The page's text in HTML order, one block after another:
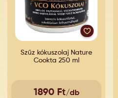
Szűz kókuszolaj Nature
Cookta 250 ml
1890 Ft/db